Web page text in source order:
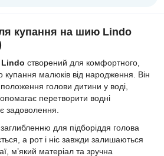
купання на шию Lindo
Lindo створений для комфортного,
купання малюків від народження. Він
голови дитини у воді,
перетворити водні
задоволення.
для підборіддя голова
а рот і ніс завжди залишаються
м’який матеріал та зручна